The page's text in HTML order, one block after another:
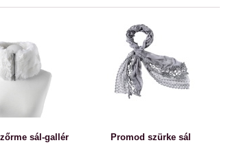
sál-gallér Promod szürke sál